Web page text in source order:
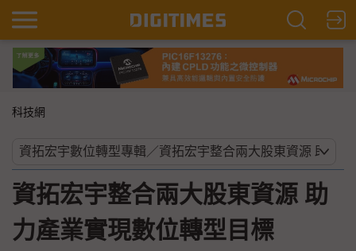
科技網
資拓宏宇整合兩大股東資源 助
力產業實現數位轉型目標